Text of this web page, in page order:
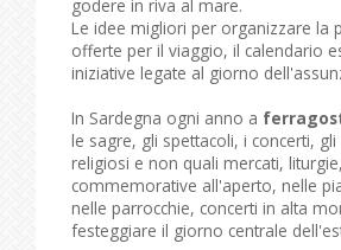
godere in riva al mare.
Le idee migliori per organizzare la
offerte per il viaggio, il calendario
iniziative legate al giorno
In Sardegna ogni anno a
le sagre, gli spettacoli, i concerti,
religiosi e non quali mercati,
commemorative all'aperto, nelle
nelle parrocchie, concerti in alta
festeggiare il giorno centrale